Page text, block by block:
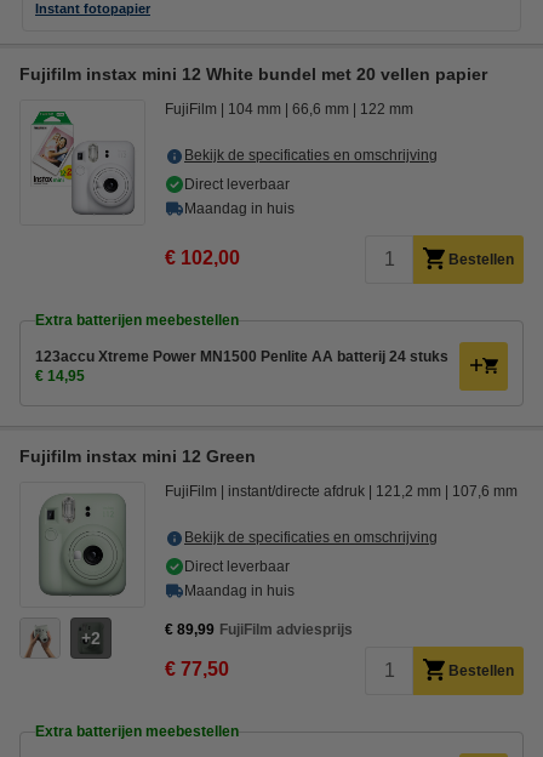
Instant fotopapier
Fujifilm instax mini 12 White bundel met 20 vellen papier
FujiFilm 104 mm 66,6 mm 122 mm
Bekijk de specificaties en omschrijving
Direct leverbaar
Maandag in huis
€ 102,00 Bestellen
Extra batterijen meebestellen
123accu Xtreme Power MN1500 Penlite AA batterij 24 stuks
€ 14,95
Fujifilm instax mini 12 Green
2
FujiFilm instant/directe afdruk 121,2 mm 107,6 mm
Bekijk de specificaties en omschrijving
Direct leverbaar
Maandag in huis
€ 89,99 FujiFilm adviesprijs
€ 77,50 Bestellen
Extra batterijen meebestellen